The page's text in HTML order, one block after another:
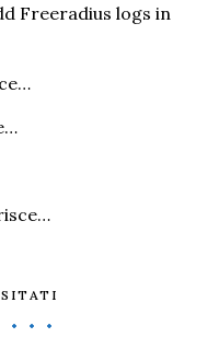
Freeradius logs in